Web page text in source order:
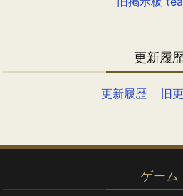
更新履
更新履歴 旧
ゲーム